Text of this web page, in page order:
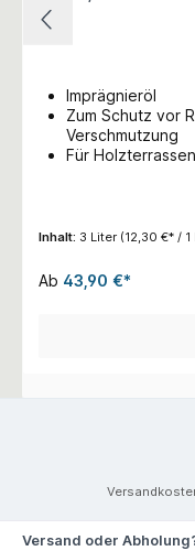
Imprägnieröl
Zum Schutz vor
Verschmutzung
Für
Inhalt: 3 Liter (12,30 €* / 1
Ab 43,90 €*
Versand oder